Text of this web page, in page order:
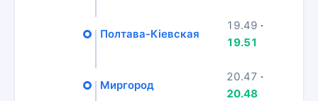
Полтава-Кіевская
19.49 ·
19.51
Миргород
20.47 ·
20.48